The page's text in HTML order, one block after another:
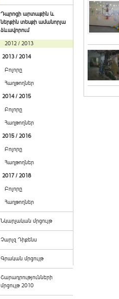
Դպրոցի արտաքին և
ներքին տեսքի ամանորյա
ձևավորում
2012 / 2013
2013 / 2014
Բոլորը
Հաղթողներ
2014 / 2015
Բոլորը
Հաղթողներ
2015 / 2016
Բոլորը
Հաղթողներ
2017 / 2018
Բոլորը
Հաղթողներ
Նկարչական մրցույթ
Չարլզ Դիքենս
Գրական մրցույթ
Շարադրությունների
մրցույթ 2010